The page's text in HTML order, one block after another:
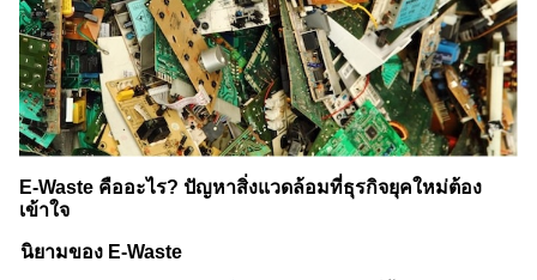
E-Waste คืออะไร? ปัญหาสิ่งแวดล้อมที่ธุรกิจยุคใหม่ต้อง
เข้าใจ
นิยามของ E-Waste